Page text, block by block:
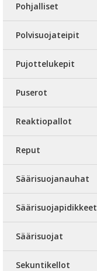
Pohjalliset
Polvisuojateipit
Pujottelukepit
Puserot
Reaktiopallot
Reput
Säärisuojanauhat
Säärisuojapidikkeet
Säärisuojat
Sekuntikellot